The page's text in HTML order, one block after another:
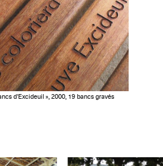
d'Excideuil », 2000, 19 bancs gravés